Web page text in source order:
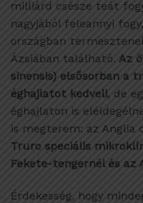
milliárd csésze teát
nagyjából feleannyi
országban
Ázsiában található. Az
sinensis) elsősorban a
éghajlatot kedveli, de
éghajlaton is
is megterem: az Anglia
Truro speciális
Fekete-tengernél és az
Érdekesség, hogy